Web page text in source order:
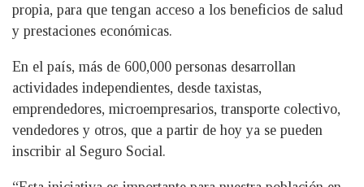
propia, para que tengan acceso a los beneficios de salud
y prestaciones económicas.
En el país, más de 600,000 personas desarrollan
actividades independientes, desde taxistas,
emprendedores, microempresarios, transporte colectivo,
vendedores y otros, que a partir de hoy ya se pueden
inscribir al Seguro Social.